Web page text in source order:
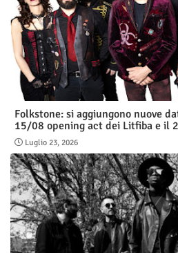
Folkstone: si aggiungono nuove
15/08 opening act dei Litfiba e il
Luglio 23, 2026